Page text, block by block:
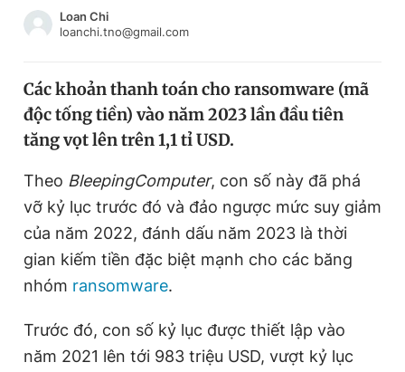
Chào ngày mới
Video Magazine
Sản phẩm khác
Tiện ích Bạn cần biết
Thông tin tòa soạn
Loan Chi
loanchi.tno@gmail.com
Các khoản thanh toán cho ransomware (mã
độc tống tiền) vào năm 2023 lần đầu tiên
tăng vọt lên trên 1,1 tỉ USD.
Theo BleepingComputer, con số này đã phá
vỡ kỷ lục trước đó và đảo ngược mức suy giảm
của năm 2022, đánh dấu năm 2023 là thời
gian kiếm tiền đặc biệt mạnh cho các băng
nhóm ransomware.
Trước đó, con số kỷ lục được thiết lập vào
năm 2021 lên tới 983 triệu USD, vượt kỷ lục